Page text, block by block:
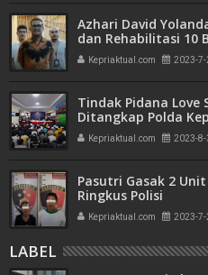
Azhari David
dan Rehabilitasi 10
Kepriaktual.com 2023-7-
Tindak Pidana Love
Ditangkap Polda
Kepriaktual.com 2023-8-
Pasutri Gasak 2
Ringkus Polisi
Kepriaktual.com 2023-7-
LABEL